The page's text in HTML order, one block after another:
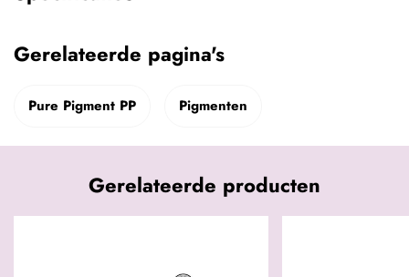
Gerelateerde pagina's
Pure Pigment PP Pigmenten
Gerelateerde producten